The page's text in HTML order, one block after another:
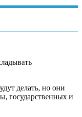
делать, но они
государственных и